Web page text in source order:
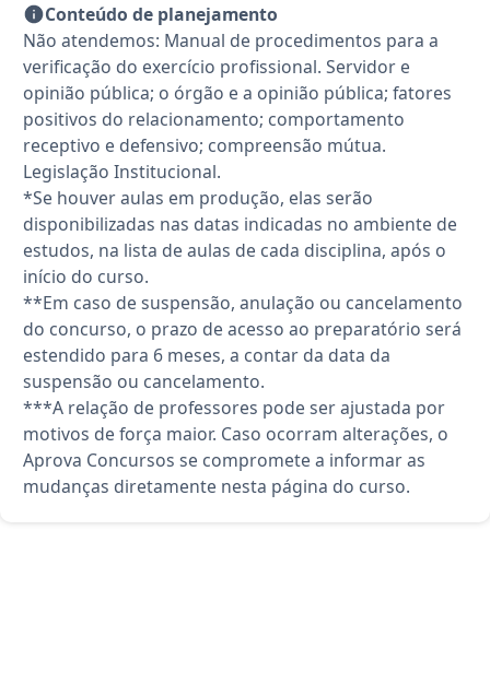
Conteúdo de planejamento
Não atendemos: Manual de procedimentos para a
verificação do exercício profissional. Servidor e
opinião pública; o órgão e a opinião pública; fatores
positivos do relacionamento; comportamento
receptivo e defensivo; compreensão mútua.
Legislação Institucional.
*Se houver aulas em produção, elas serão
disponibilizadas nas datas indicadas no ambiente de
estudos, na lista de aulas de cada disciplina, após o
início do curso.
**Em caso de suspensão, anulação ou cancelamento
do concurso, o prazo de acesso ao preparatório será
estendido para 6 meses, a contar da data da
suspensão ou cancelamento.
***A relação de professores pode ser ajustada por
motivos de força maior. Caso ocorram alterações, o
Aprova Concursos se compromete a informar as
mudanças diretamente nesta página do curso.